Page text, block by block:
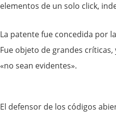
elementos de un solo click,
La patente fue concedida por
Fue objeto de grandes
«no sean evidentes».
El defensor de los códigos